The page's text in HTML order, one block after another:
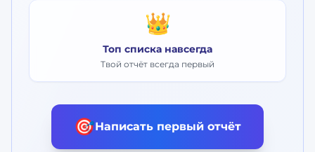
👑
Топ списка навсегда
Твой отчёт всегда первый
🎯Написать первый отчёт